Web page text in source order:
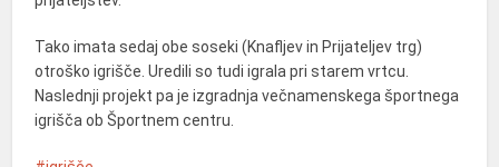
Tako imata sedaj obe soseki (Knafljev in Prijateljev trg)
otroško igrišče. Uredili so tudi igrala pri starem vrtcu.
Naslednji projekt pa je izgradnja večnamenskega športnega
igrišča ob Športnem centru.